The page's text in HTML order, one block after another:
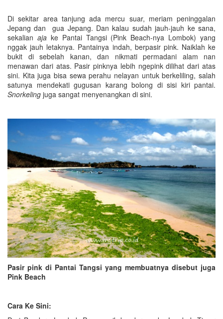
Di sekitar area tanjung ada mercu suar, meriam peninggalan
Jepang dan gua Jepang. Dan kalau sudah jauh-jauh ke sana,
sekalian ajake Pantai Tangsi (Pink Beach-nya Lombok) yang
nggak jauh letaknya. Pantainya indah, berpasir pink. Naiklah ke
bukit di sebelah kanan, dan nikmati permadani alam nan
menawan dari atas. Pasir pinknya lebih ngepink dilihat dari atas
sini. Kita juga bisa sewa perahu nelayan untuk berkeliling, salah
satunya mendekati gugusan karang bolong di sisi kiri pantai.
Snorkeling juga sangat menyenangkan di sini.
Pasir pink di Pantai Tangsi yang membuatnya disebut juga
Pink Beach
Cara Ke Sini: